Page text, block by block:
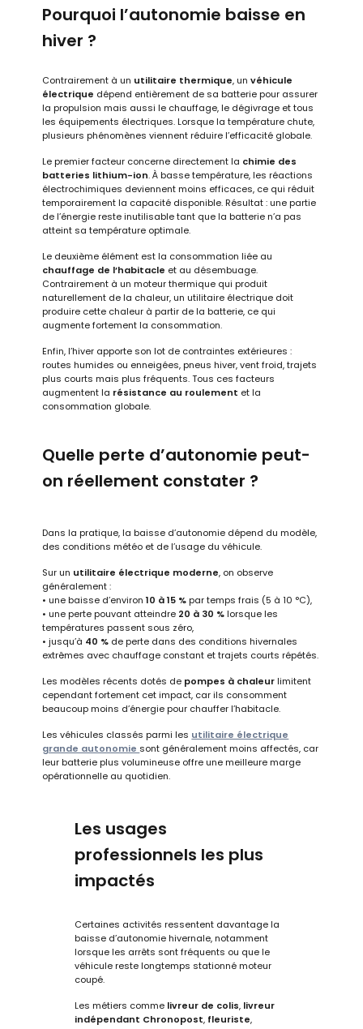
Pourquoi l’autonomie baisse en
hiver ?
Contrairement à un utilitaire thermique, unvéhicule
électrique dépend entièrement de sa batterie pour assurer
la propulsion mais aussi le chauffage, le dégivrage et tous
les équipements électriques. Lorsque la température chute,
plusieurs phénomènes viennent réduire l’efficacité globale.
Le premier facteur concerne directement la chimie des
batteries lithium-ion. À basse température, les réactions
électrochimiques deviennent moins efficaces, ce qui réduit
temporairement la capacité disponible. Résultat : une partie
de l’énergie reste inutilisable tant que la batterie n’a pas
atteint sa température optimale.
Le deuxième élément est la consommation liée au
chauffage de l’habitacle et au désembuage.
Contrairement à un moteur thermique qui produit
naturellement de la chaleur, un utilitaire électrique doit
produire cette chaleur à partir de la batterie, ce qui
augmente fortement la consommation.
Enfin, l’hiver apporte son lot de contraintes extérieures :
routes humides ou enneigées, pneus hiver, vent froid, trajets
plus courts mais plus fréquents. Tous ces facteurs
augmentent la résistance au roulement et la
consommation globale.
Quelle perte d’autonomie peut-
on réellement constater ?
Dans la pratique, la baisse d’autonomie dépend du modèle,
des conditions météo et de l’usage du véhicule.
Sur un utilitaire électrique moderne, on observe
généralement :
• une baisse d’environ10 à 15 % par temps frais (5 à 10 °C),
• une perte pouvant atteindre 20 à 30 % lorsque les
températures passent sous zéro,
• jusqu’à 40 % de perte dans des conditions hivernales
extrêmes avec chauffage constant et trajets courts répétés.
Les modèles récents dotés de pompes à chaleur limitent
cependant fortement cet impact, car ils consomment
beaucoup moins d’énergie pour chauffer l’habitacle.
Les véhicules classés parmi les utilitaire électrique
grande autonomie sont généralement moins affectés, car
leur batterie plus volumineuse offre une meilleure marge
opérationnelle au quotidien.
Les usages
professionnels les plus
impactés
Certaines activités ressentent davantage la
baisse d’autonomie hivernale, notamment
lorsque les arrêts sont fréquents ou que le
véhicule reste longtemps stationné moteur
coupé.
Les métiers comme livreur de colis, livreur
indépendant Chronopost, fleuriste,